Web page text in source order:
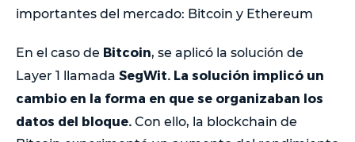
importantes del mercado: Bitcoin y Ethereum
En el caso de Bitcoin, se aplicó la solución de
Layer 1 llamada SegWit. La solución implicó un
cambio en la forma en que se organizaban los
datos del bloque. Con ello, la blockchain de